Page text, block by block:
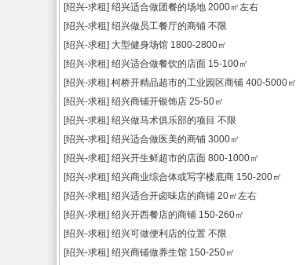
[绍兴-求租] 绍兴适合做团餐的场地 2000㎡左右
[绍兴-求租] 绍兴做员工餐厅的商铺 不限
[绍兴-求租] 大型健身场馆 1800-2800㎡
[绍兴-求租] 绍兴适合做餐饮的店面 15-100㎡
[绍兴-求租] 柯桥开精品超市的工业园区商铺 400-5000㎡
[绍兴-求租] 绍兴商铺开银饰店 25-50㎡
[绍兴-求租] 绍兴做马术俱乐部的项目 不限
[绍兴-求租] 绍兴适合做医美的商铺 3000㎡
[绍兴-求租] 绍兴开生鲜超市的店面 800-1000㎡
[绍兴-求租] 绍兴商业综合体或写字楼底商 150-200㎡
[绍兴-求租] 绍兴适合开卤味店的商铺 20㎡左右
[绍兴-求租] 绍兴开西餐店的商铺 150-260㎡
[绍兴-求租] 绍兴可做便利店的位置 不限
[绍兴-求租] 绍兴商铺做养生馆 150-250㎡